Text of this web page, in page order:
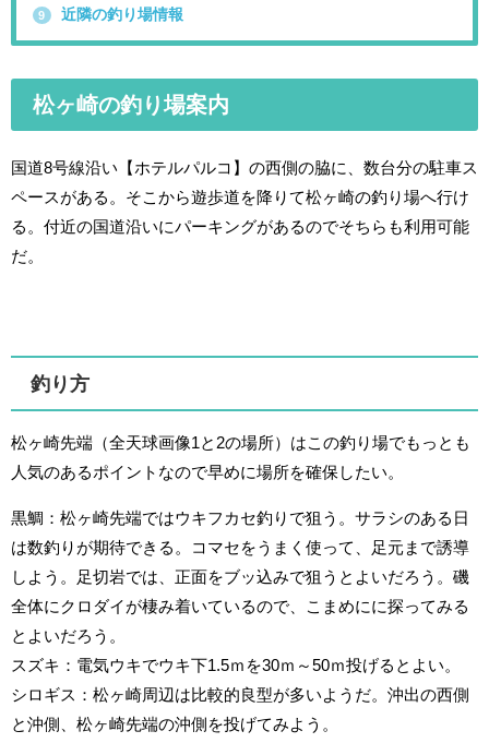
9 近隣の釣り場情報
松ヶ崎の釣り場案内
国道8号線沿い【ホテルパルコ】の西側の脇に、数台分の駐車ス
ペースがある。そこから遊歩道を降りて松ヶ崎の釣り場へ行け
る。付近の国道沿いにパーキングがあるのでそちらも利用可能
だ。
釣り方
松ヶ崎先端（全天球画像1と2の場所）はこの釣り場でもっとも
人気のあるポイントなので早めに場所を確保したい。
黒鯛：松ヶ崎先端ではウキフカセ釣りで狙う。サラシのある日
は数釣りが期待できる。コマセをうまく使って、足元まで誘導
しよう。足切岩では、正面をブッ込みで狙うとよいだろう。磯
全体にクロダイが棲み着いているので、こまめにに探ってみる
とよいだろう。
スズキ：電気ウキでウキ下1.5ｍを30ｍ～50ｍ投げるとよい。
シロギス：松ヶ崎周辺は比較的良型が多いようだ。沖出の西側
と沖側、松ヶ崎先端の沖側を投げてみよう。